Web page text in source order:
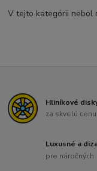
V tejto kategórii nebol
Hliníkové
za skvelú cenu
Luxusné a
pre náročných